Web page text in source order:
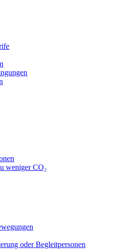
weniger CO₂
oder Begleitpersonen